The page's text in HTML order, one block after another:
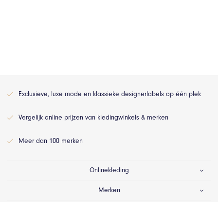
Exclusieve, luxe mode en klassieke designerlabels op één plek
Vergelijk online prijzen van kledingwinkels & merken
Meer dan 100 merken
Onlinekleding
Merken